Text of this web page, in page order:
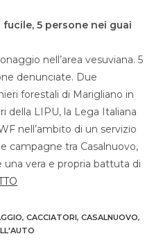
fucile, 5 persone nei guai
nell’area vesuviana. 5
denunciate. Due
forestali di Marigliano in
della LIPU, la Lega Italiana
nell’ambito di un servizio
campagne tra Casalnuovo,
una vera e propria battuta di
, CACCIATORI, CASALNUOVO,